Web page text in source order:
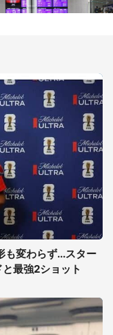
も変わらず...スター
最強2ショット